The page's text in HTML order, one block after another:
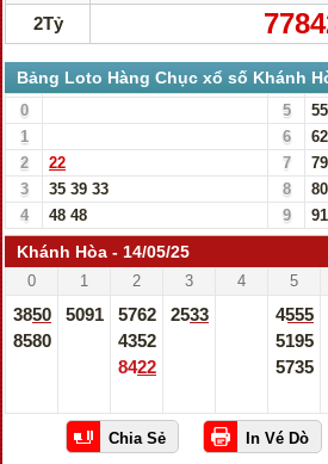
2Tỷ
Bảng Loto Hàng Chục xổ số Khánh
0 5 55
1
6 62
2
22 7 79
3
35 39 33 8
80
4
48 48 9 91
Khánh Hòa - 14/05/25
0 1 2 3 4 5
3850
8580
5091
5762
4352
8422
2533
4555
5195
5735